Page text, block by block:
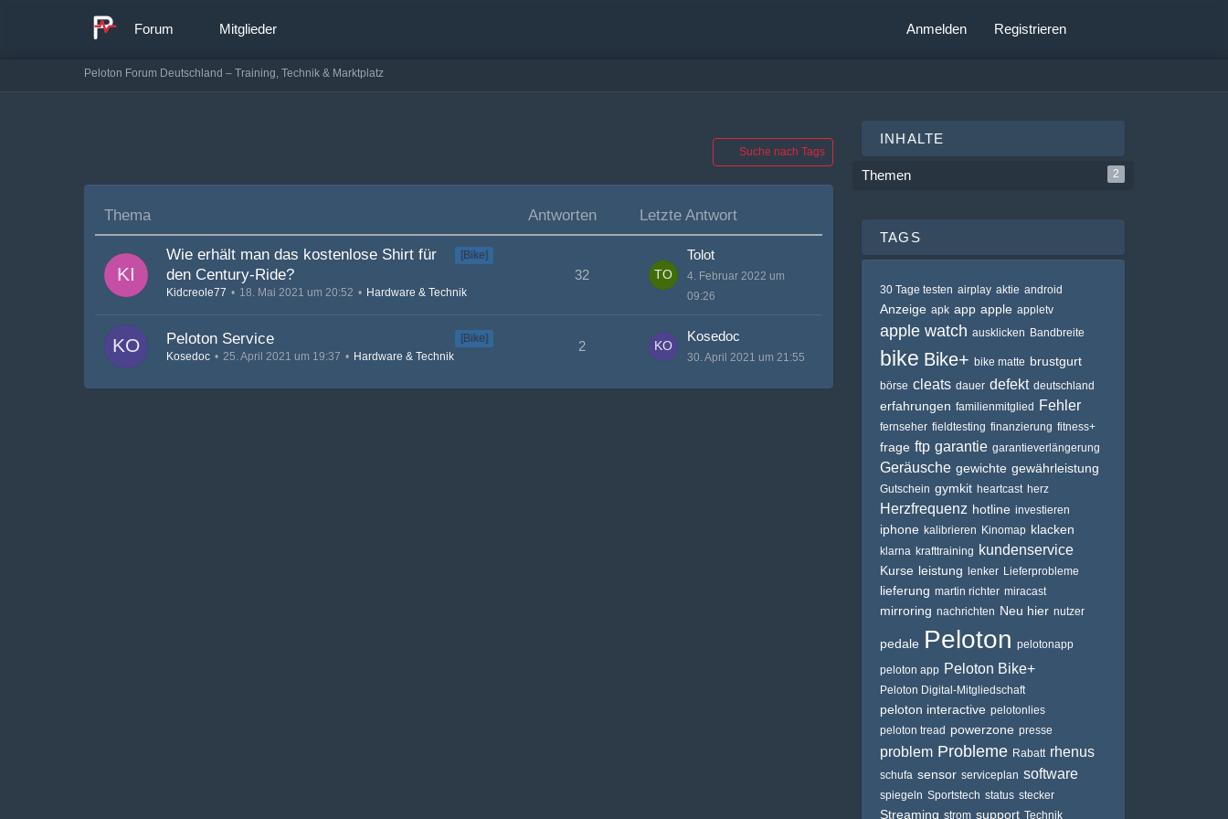
Forum Mitglieder Anmelden Registrieren
Peloton Forum Deutschland – Training, Technik & Marktplatz
Suche nach Tags
Thema Antworten Letzte Antwort
[Bike]
Wie erhält man das kostenlose Shirt für
den Century-Ride?
Kidcreole77 18. Mai 2021 um 20:52 Hardware & Technik
32
Tolot
4. Februar 2022 um
09:26
[Bike]
Peloton Service
Kosedoc 25. April 2021 um 19:37 Hardware & Technik
2
Kosedoc
30. April 2021 um 21:55
INHALTE
Themen 2
TAGS
30 Tage testen airplay aktie android
Anzeige apk app apple appletv
apple watch ausklicken Bandbreite
bike Bike+ bike matte brustgurt
börse cleats dauer defekt deutschland
erfahrungen familienmitglied Fehler
fernseher fieldtesting finanzierung fitness+
frage ftp garantie garantieverlängerung
Geräusche gewichte gewährleistung
Gutschein gymkit heartcast herz
Herzfrequenz hotline investieren
iphone kalibrieren Kinomap klacken
klarna krafttraining kundenservice
Kurse leistung lenker Lieferprobleme
lieferung martin richter miracast
mirroring nachrichten Neu hier nutzer
pedale Peloton pelotonapp
peloton app Peloton Bike+
Peloton Digital-Mitgliedschaft
peloton interactive pelotonlies
peloton tread powerzone presse
problem Probleme Rabatt rhenus
schufa sensor serviceplan software
spiegeln Sportstech status stecker
Streaming strom support Technik